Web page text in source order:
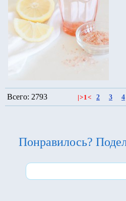
Всего: 2793 >1< 2 3 4
Понравилось?